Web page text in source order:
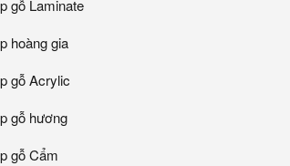
gỗ Laminate
hoàng gia
gỗ Acrylic
gỗ hương
gỗ Cẩm